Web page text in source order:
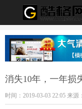
格网
消失10年，一年损
时间：2019-03-03 22:05 来源